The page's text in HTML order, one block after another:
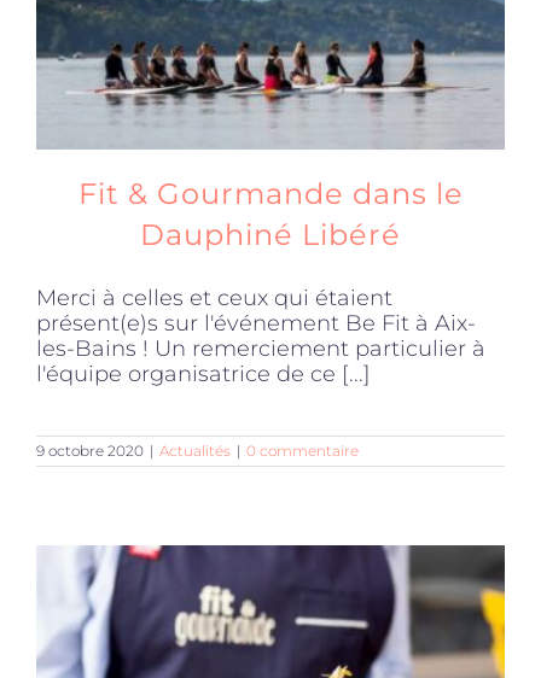
Fit & Gourmande dans le
Dauphiné Libéré
Merci à celles et ceux qui étaient
présent(e)s sur l'événement Be Fit à Aix-
les-Bains ! Un remerciement particulier à
l'équipe organisatrice de ce [...]
9 octobre 2020 | Actualités | 0 commentaire